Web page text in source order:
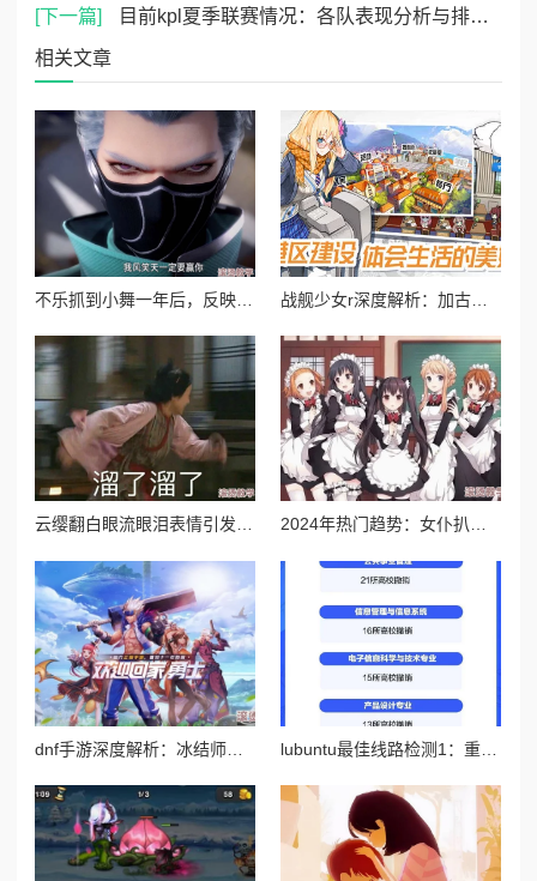
[下一篇]
目前kpl夏季联赛情况：各队表现分析与排名更新，精彩赛事回顾及未来对决展望
相关文章
战舰少女r深度解析：加古图鉴全攻略及高效建造公式揭秘
lubuntu最佳线路检测1：重磅消息揭示全新技术突破，提升网络稳定性与速度的革命性进展！